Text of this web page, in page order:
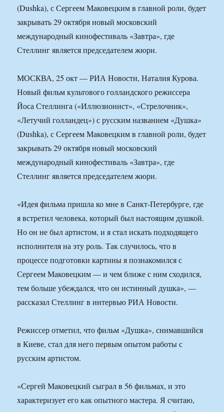
(Dushka), с Сергеем Маковецким в главной роли, будет
закрывать 29 октября новый московский
международный кинофестиваль «Завтра», где
Стеллинг является председателем жюри.
МОСКВА, 25 окт — РИА Новости, Наталия Курова.
Новый фильм культового голландского режиссера
Йоса Стеллинга («Иллюзионист», «Стрелочник»,
«Летучий голландец») с русским названием «Душка»
(Dushka), с Сергеем Маковецким в главной роли, будет
закрывать 29 октября новый московский
международный кинофестиваль «Завтра», где
Стеллинг является председателем жюри.
«Идея фильма пришла ко мне в Санкт-Петербурге, где
я встретил человека, который был настоящим душкой.
Но он не был артистом, и я стал искать подходящего
исполнителя на эту роль. Так случилось, что в
процессе подготовки картины я познакомился с
Сергеем Маковецким — и чем ближе с ним сходился,
тем больше убеждался, что он истинный душка», —
рассказал Стеллинг в интервью РИА Новости.
Режиссер отметил, что фильм «Душка», снимавшийся
в Киеве, стал для него первым опытом работы с
русским артистом.
«Сергей Маковецкий сыграл в 56 фильмах, и это
характеризует его как опытного мастера. Я считаю,